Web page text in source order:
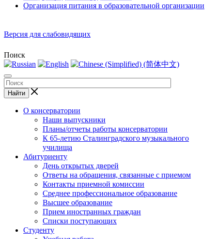
Организация питания в образовательной организации
Версия для слабовидящих
Поиск
Найти
О консерватории
Наши выпускники
Планы/отчеты работы консерватории
К 65-летию Сталинградского музыкального
училища
Абитуриенту
День открытых дверей
Ответы на обращения, связанные с приемом
Контакты приемной комиссии
Среднее профессиональное образование
Высшее образование
Прием иностранных граждан
Списки поступающих
Студенту